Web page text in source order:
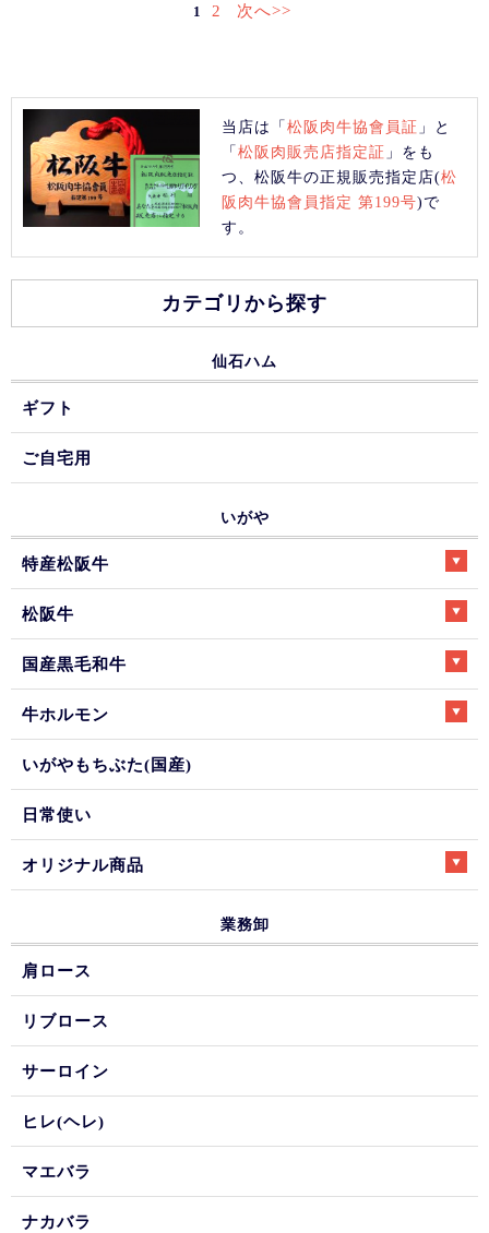
1 2 次へ>>
当店は「松阪肉牛協會員証 」と
「松阪肉販売店指定証 」をも
つ、松阪牛の正規販売指定店(松
阪肉牛協會員指定 第199号)で
す。
カテゴリから探す
仙石ハム
ギフト
ご自宅用
いがや
特産松阪牛
松阪牛
国産黒毛和牛
牛ホルモン
いがやもちぶた(国産)
日常使い
オリジナル商品
業務卸
肩ロース
リブロース
サーロイン
ヒレ(ヘレ)
マエバラ
ナカバラ